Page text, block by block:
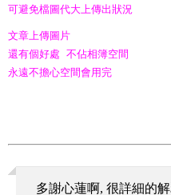
可避免檔圖代大上傳出狀況
文章上傳圖片
還有個好處 不佔相簿空間
永遠不擔心空間會用完
多謝心蓮啊, 很詳細的